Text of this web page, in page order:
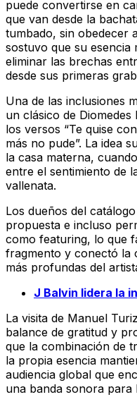
puede convertirse en
que van desde la
tumbado, sin obedecer
sostuvo que su esencia
eliminar las brechas
desde sus primeras
Una de las inclusiones
un clásico de
los versos “Te quise
más no pude”. La idea
la casa materna,
entre el sentimiento de
vallenata.
Los dueños del
propuesta e incluso
como featuring, lo que
fragmento y conectó la
más profundas del
J Balvin lidera la
La visita de Manuel
balance de gratitud y
que la combinación de
la propia esencia
audiencia global que
una banda sonora para